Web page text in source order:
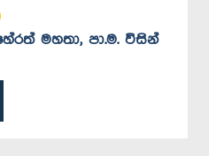
මහතා, පා.ම. විසින්